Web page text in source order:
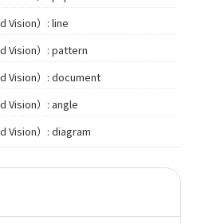
Vision）: line
Vision）: pattern
Vision）: document
Vision）: angle
Vision）: diagram